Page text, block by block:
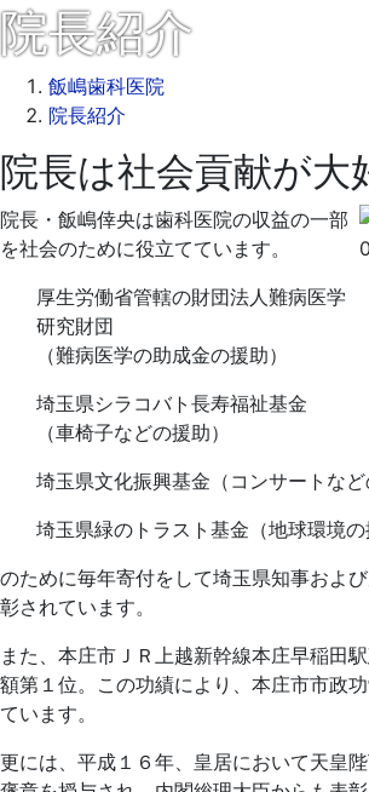
院長紹介
飯嶋歯科医院
院長紹介
2022
年
5
院長は社会貢献が大
院長・飯嶋倖央は歯科医院の収益の一部
を社会のために役立てています。
厚生労働省管轄の財団法人難病医学
研究財団
（難病医学の助成金の援助）
埼玉県シラコバト長寿福祉基金
（車椅子などの援助）
埼玉県文化振興基金（コンサートなど
埼玉県緑のトラスト基金（地球環境の
のために毎年寄付をして埼玉県知事およ
彰されています。
また、本庄市ＪＲ上越新幹線本庄早稲田
額第１位。この功績により、本庄市市政
ています。
更には、平成１６年、皇居において天皇